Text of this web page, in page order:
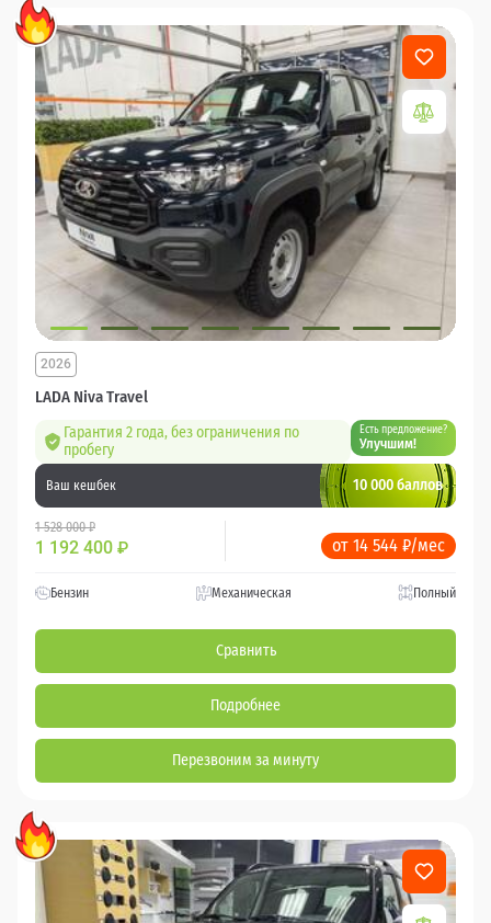
LADA Niva Travel
2026
Гарантия 2 года, без ограничения по
пробегу
Есть предложение?
Улучшим!
Ваш кешбек 10 000 баллов
1 528 000 ₽
1 192 400 ₽ от 14 544 ₽/мес
Бензин Механическая Полный
Сравнить
Подробнее
Перезвоним за минуту